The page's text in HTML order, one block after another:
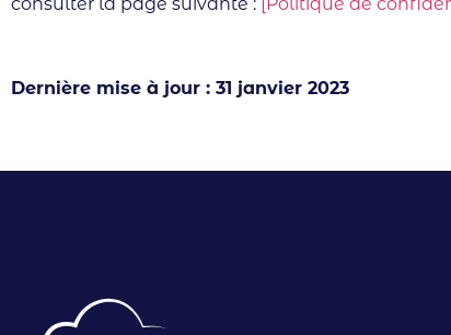
Dernière mise à jour : 31 janvier 2023